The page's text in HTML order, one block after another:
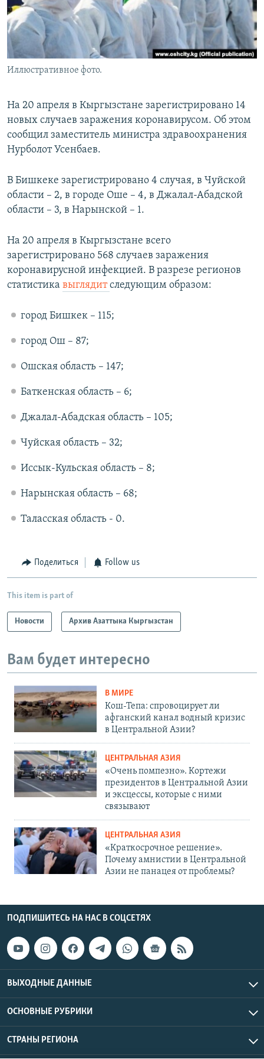
Иллюстративное фото.
На 20 апреля в Кыргызстане зарегистрировано 14
новых случаев заражения коронавирусом. Об этом
сообщил заместитель министра здравоохранения
Нурболот Усенбаев.
В Бишкеке зарегистрировано 4 случая, в Чуйской
области – 2, в городе Оше – 4, в Джалал-Абадской
области – 3, в Нарынской – 1.
На 20 апреля в Кыргызстане всего
зарегистрировано 568 случаев заражения
коронавирусной инфекцией. В разрезе регионов
статистика выглядитследующим образом:
город Бишкек – 115;
город Ош – 87;
Ошская область – 147;
Баткенская область – 6;
Джалал-Абадская область – 105;
Чуйская область – 32;
Иссык-Кульская область – 8;
Нарынская область – 68;
Таласская область - 0.
Поделиться Follow us
This item is part of
Новости Архив Азаттыка Кыргызстан
Вам будет интересно
В МИРЕ
Кош-Тепа: спровоцирует ли
афганский канал водный кризис
в Центральной Азии?
ЦЕНТРАЛЬНАЯ АЗИЯ
«Очень помпезно». Кортежи
президентов в Центральной Азии
и эксцессы, которые с ними
связывают
ЦЕНТРАЛЬНАЯ АЗИЯ
«Краткосрочное решение».
Почему амнистии в Центральной
Азии не панацея от проблемы?
ПОДПИШИТЕСЬ НА НАС В СОЦСЕТЯХ
ВЫХОДНЫЕ ДАННЫЕ
ОСНОВНЫЕ РУБРИКИ
СТРАНЫ РЕГИОНА